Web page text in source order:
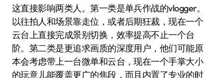
这直接影响两类人。第一类是单兵作战的vlogger。
以往拍人和场景靠走位，或者后期狂裁，现在一个
云台上直接完成景别切换，效率提高不止一个台
阶。第二类是更追求画质的深度用户，他们可能原
本会考虑带上一台微单和云台，现在一个手掌大小
的玩意儿能覆盖更广的焦段，而且内置了专业的时